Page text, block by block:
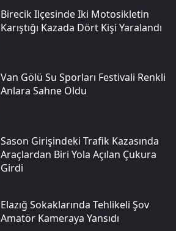
Birecik Ilçesinde Iki Motosikletin
Karıştığı Kazada Dört Kişi Yaralandı
Van Gölü Su Sporları Festivali Renkli
Anlara Sahne Oldu
Sason Girişindeki Trafik Kazasında
Araçlardan Biri Yola Açılan Çukura
Girdi
Elazığ Sokaklarında Tehlikeli Şov
Amatör Kameraya Yansıdı